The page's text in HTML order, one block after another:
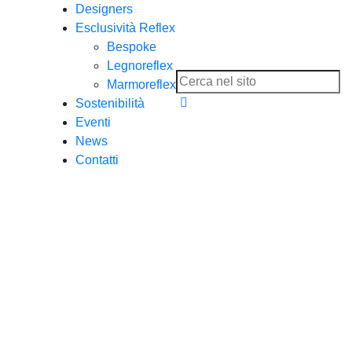
Designers
Esclusività Reflex
Bespoke
Legnoreflex
Marmoreflex
Sostenibilità
Eventi
News
Contatti